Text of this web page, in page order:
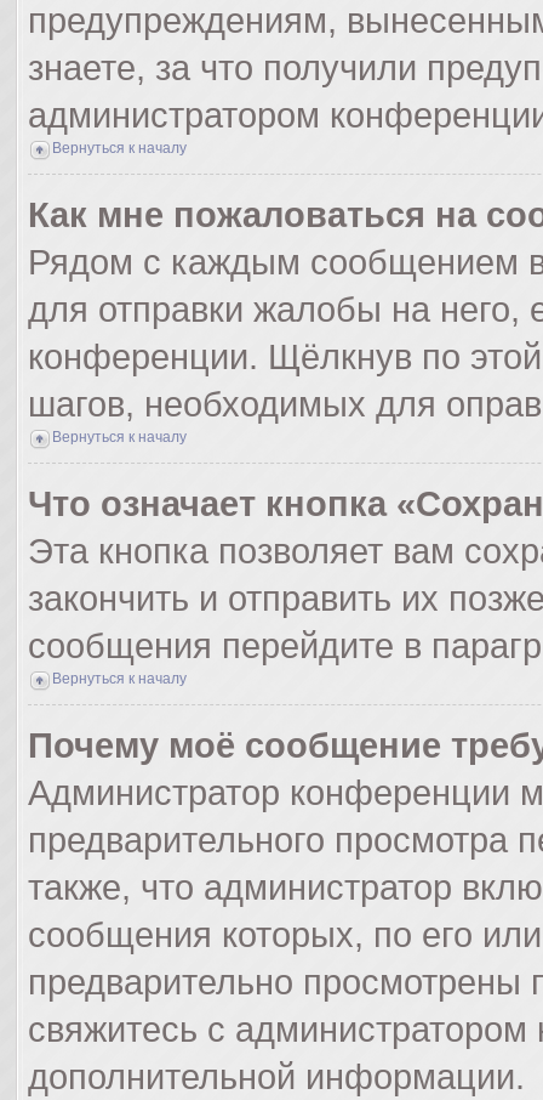
предупреждениям,
знаете, за что получили
администратором
Вернуться к началу
Как мне пожаловаться на
Рядом с каждым сообщением
для отправки жалобы на него,
конференции. Щёлкнув по
шагов, необходимых для
Вернуться к началу
Что означает кнопка
Эта кнопка позволяет вам
закончить и отправить их
сообщения перейдите в
Вернуться к началу
Почему моё сообщение
Администратор конференции
предварительного просмотра
также, что администратор
сообщения которых, по его
предварительно просмотрены
свяжитесь с
дополнительной информации.